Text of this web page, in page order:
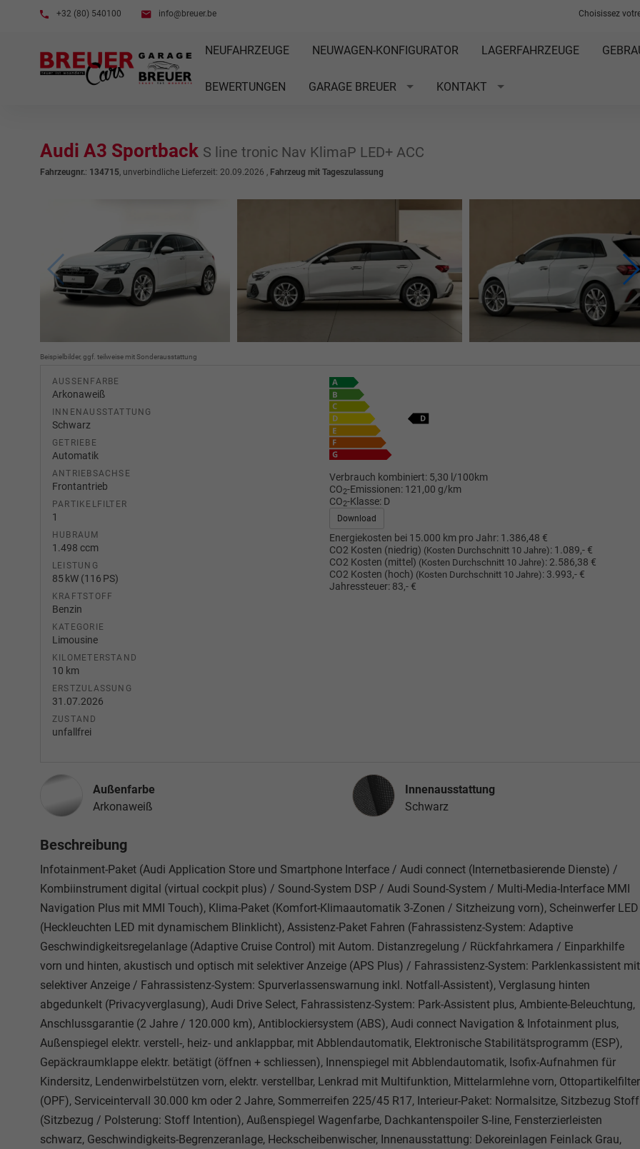
+32 (80) 540100 info@breuer.be Choisissez
NEUFAHRZEUGE NEUWAGEN-KONFIGURATOR LAGERFAHRZEUGE
BEWERTUNGEN GARAGE BREUER KONTAKT
Audi A3 Sportback S line tronic Nav KlimaP LED+ ACC
Fahrzeugnr.: 134715, unverbindliche Lieferzeit: 20.09.2026 , Fahrzeug mit Tageszulassung
Beispielbilder, ggf. teilweise mit Sonderausstattung
AUSSENFARBE
Arkonaweiß
INNENAUSSTATTUNG
Schwarz
GETRIEBE
Automatik
ANTRIEBSACHSE
Frontantrieb
PARTIKELFILTER
1
HUBRAUM
1.498 ccm
LEISTUNG
85 kW (116 PS)
KRAFTSTOFF
Benzin
KATEGORIE
Limousine
KILOMETERSTAND
10 km
ERSTZULASSUNG
31.07.2026
ZUSTAND
unfallfrei
Verbrauch kombiniert: 5,30 l/100km
CO2-Emissionen: 121,00 g/km
CO2-Klasse: D
Download
Energiekosten bei 15.000 km pro Jahr: 1.386,48 €
CO2 Kosten (niedrig) (Kosten Durchschnitt 10 Jahre): 1.089,- €
CO2 Kosten (mittel) (Kosten Durchschnitt 10 Jahre): 2.586,38 €
CO2 Kosten (hoch) (Kosten Durchschnitt 10 Jahre): 3.993,- €
Jahressteuer: 83,- €
Außenfarbe
Arkonaweiß
Innenausstattung
Innenausstattung
Schwarz
Beschreibung
Infotainment-Paket (Audi Application Store und Smartphone Interface / Audi connect (Internetbasierende Dienste) /
Kombiinstrument digital (virtual cockpit plus) / Sound-System DSP / Audi Sound-System / Multi-Media-Interface MMI
Navigation Plus mit MMI Touch), Klima-Paket (Komfort-Klimaautomatik 3-Zonen / Sitzheizung vorn), Scheinwerfer LED
(Heckleuchten LED mit dynamischem Blinklicht), Assistenz-Paket Fahren (Fahrassistenz-System: Adaptive
Geschwindigkeitsregelanlage (Adaptive Cruise Control) mit Autom. Distanzregelung / Rückfahrkamera / Einparkhilfe
vorn und hinten, akustisch und optisch mit selektiver Anzeige (APS Plus) / Fahrassistenz-System: Parklenkassistent mit
selektiver Anzeige / Fahrassistenz-System: Spurverlassenswarnung inkl. Notfall-Assistent), Verglasung hinten
abgedunkelt (Privacyverglasung), Audi Drive Select, Fahrassistenz-System: Park-Assistent plus, Ambiente-Beleuchtung,
Anschlussgarantie (2 Jahre / 120.000 km), Antiblockiersystem (ABS), Audi connect Navigation & Infotainment plus,
Außenspiegel elektr. verstell-, heiz- und anklappbar, mit Abblendautomatik, Elektronische Stabilitätsprogramm (ESP),
Gepäckraumklappe elektr. betätigt (öffnen + schliessen), Innenspiegel mit Abblendautomatik, Isofix-Aufnahmen für
Kindersitz, Lendenwirbelstützen vorn, elektr. verstellbar, Lenkrad mit Multifunktion, Mittelarmlehne vorn, Ottopartikelfilter
(OPF), Serviceintervall 30.000 km oder 2 Jahre, Sommerreifen 225/45 R17, Interieur-Paket: Normalsitze, Sitzbezug Stoff
(Sitzbezug / Polsterung: Stoff Intention), Außenspiegel Wagenfarbe, Dachkantenspoiler S-line, Fensterzierleisten
schwarz, Geschwindigkeits-Begrenzeranlage, Heckscheibenwischer, Innenausstattung: Dekoreinlagen Feinlack Grau,